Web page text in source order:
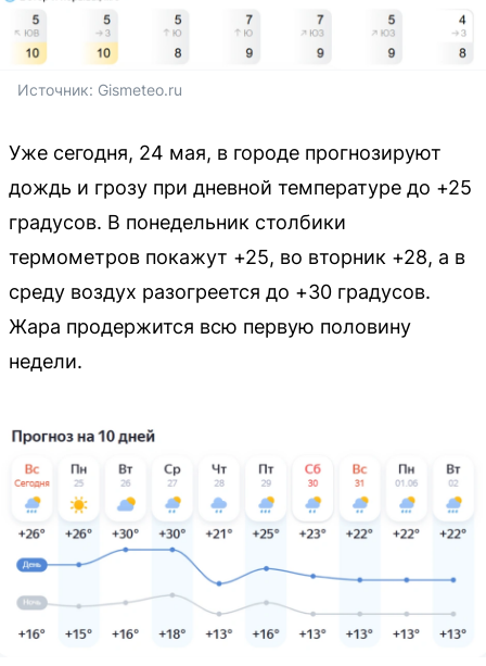
Источник: Gismeteo.ru
Уже сегодня, 24 мая, в городе прогнозируют
дождь и грозу при дневной температуре до +25
градусов. В понедельник столбики
термометров покажут +25, во вторник +28, а в
среду воздух разогреется до +30 градусов.
Жара продержится всю первую половину
недели.